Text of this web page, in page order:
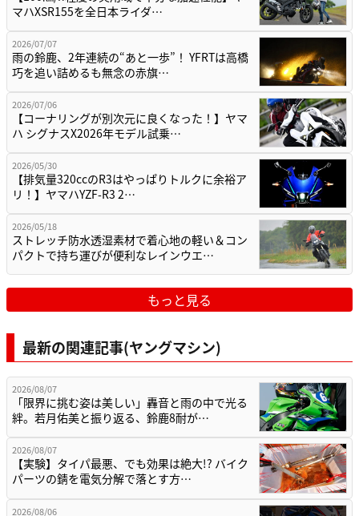
マハXSR155を全日本ライダ…
2026/07/07
雨の鈴鹿、2年連続の“あと一歩”！ YFRTは高橋
巧を追い詰めるも無念の赤旗…
2026/07/06
【コーナリングが別次元に良くなった！】ヤマ
ハ シグナスX2026年モデル試乗…
2026/05/30
【排気量320ccのR3はやっぱりトルクに余裕ア
リ！】ヤマハYZF-R3 2…
2026/05/18
ストレッチ防水透湿素材で着心地の軽い＆コン
パクトで持ち運びが便利なレインウエ…
もっと見る
最新の関連記事(ヤングマシン)
2026/08/07
「限界に挑む姿は美しい」轟音と雨の中で光る
絆。若月佑美と振り返る、鈴鹿8耐が…
2026/08/07
【実験】タイパ最悪、でも効果は絶大!? バイク
パーツの錆を電気分解で落とす方…
2026/08/06